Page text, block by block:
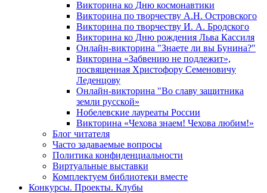
Викторина ко Дню космонавтики
Викторина по творчеству А.Н. Островского
Викторина по творчеству И. А. Бродского
Викторина ко Дню рождения Льва Кассиля
Онлайн-викторина "Знаете ли вы Бунина?"
Викторина «Забвению не подлежит»,
посвященная Христофору Семеновичу
Леденцову
Онлайн-викторина "Во славу защитника
земли русской»
Нобелевские лауреаты России
Викторина «Чехова знаем! Чехова любим!»
Блог читателя
Часто задаваемые вопросы
Политика конфиденциальности
Виртуальные выставки
Комплектуем библиотеки вместе
Конкурсы. Проекты. Клубы